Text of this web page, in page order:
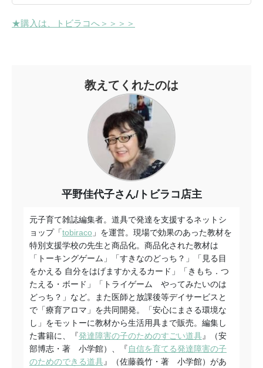
★購入は、トビラコへ＞＞＞＞
教えてくれたのは
平野佳代子さん/トビラコ店主
元子育て雑誌編集者。道具で発達を支援するネットシ
ョップ「tobiraco 」を運営。現場で効果のあった教材を
特別支援学校の先生と商品化。商品化された教材は
「トーキングゲーム」「すきなのどっち？」「見る目
をかえる 自分をはげますかえるカード」「きもち．つ
たえる・ボード」「トライゲーム やってみたいのは
どっち？」など。また医師と放課後等デイサービスと
で「療育アロマ」を共同開発。「安心にまさる環境な
し」をモットーに教材から生活用具まで販売。編集し
た書籍に、『発達障害の子のためのすごい道具』（安
部博志・著 小学館）、『自信を育てる発達障害の子
のためのできる道具』（佐藤義竹・著 小学館）があ